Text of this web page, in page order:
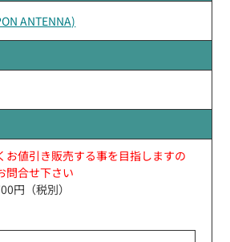
ANTENNA)
値引き販売する事を目指しますの
問合せ下さい
円（税別）